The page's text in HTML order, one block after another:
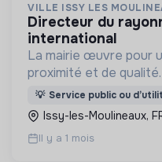
VILLE ISSY LES
directeur du rayonnement local et
international
La mairie œuvre pour
proximité et de
l'enfance, l’action
l’aménagement
💡 Service public ou
Issy-les-Moulineaux,
Il y a 1 mois